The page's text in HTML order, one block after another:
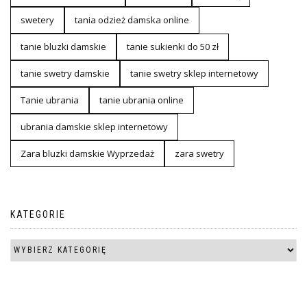
swetery tania odzież damska online
tanie bluzki damskie tanie sukienki do 50 zł
tanie swetry damskie tanie swetry sklep internetowy
Tanie ubrania tanie ubrania online
ubrania damskie sklep internetowy
Zara bluzki damskie Wyprzedaż zara swetry
KATEGORIE